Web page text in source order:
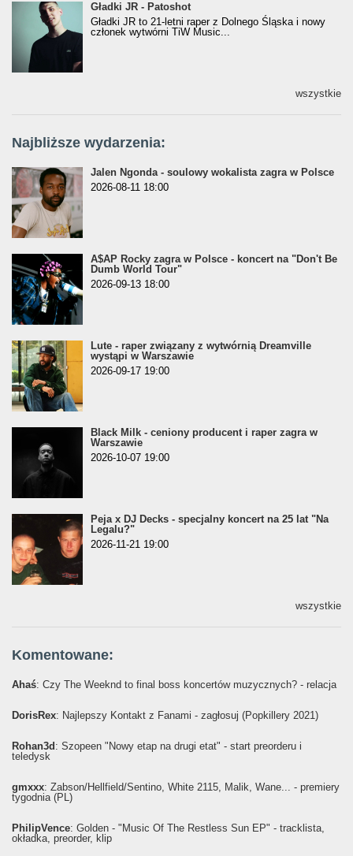
Gładki JR - Patoshot
Gładki JR - Patoshot
Gładki JR to 21-letni raper z Dolnego Śląska i nowy
członek wytwórni TiW Music...
wszystkie
Najbliższe wydarzenia:
Jalen Ngonda - soulowy wokalista zagra w Polsce
2026-08-11 18:00
A$AP Rocky zagra w Polsce - koncert na "Don't Be
Dumb World Tour"
2026-09-13 18:00
Lute - raper związany z wytwórnią Dreamville
wystąpi w Warszawie
2026-09-17 19:00
Black Milk - ceniony producent i raper zagra w
Warszawie
2026-10-07 19:00
Peja x DJ Decks - specjalny koncert na 25 lat "Na
Legalu?"
2026-11-21 19:00
wszystkie
Komentowane:
Ahaś: Czy The Weeknd to final boss koncertów muzycznych? - relacja
DorisRex: Najlepszy Kontakt z Fanami - zagłosuj (Popkillery 2021)
Rohan3d: Szopeen "Nowy etap na drugi etat" - start preorderu i
teledysk
gmxxx: Żabson/Hellfield/Sentino, White 2115, Malik, Wane... - premiery
tygodnia (PL)
PhilipVence: Golden - "Music Of The Restless Sun EP" - tracklista,
okładka, preorder, klip